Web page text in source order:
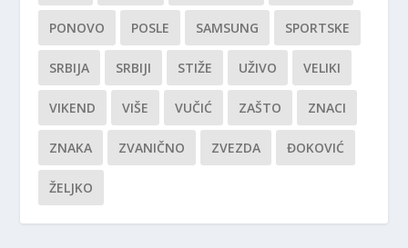
PONOVO POSLE SAMSUNG SPORTSKE
SRBIJA SRBIJI STIŽE UŽIVO VELIKI
VIKEND VIŠE VUČIĆ ZAŠTO ZNACI
ZNAKA ZVANIČNO ZVEZDA ĐOKOVIĆ
ŽELJKO